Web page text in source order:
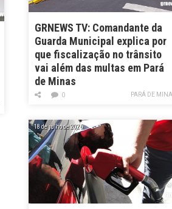
GRNEWS TV: Comandante da
Guarda Municipal explica por
que fiscalização no trânsito
vai além das multas em Pará
de Minas
PARÁ DE
0
18 de julho de 2026